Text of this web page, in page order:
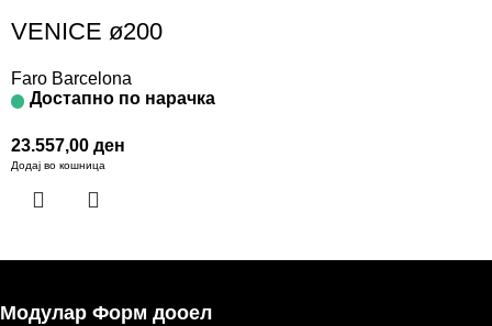
VENICE ø200
Faro Barcelona
Достапно по нарачка
23.557,00 ден
Додај во кошница
Модулар Форм дооел